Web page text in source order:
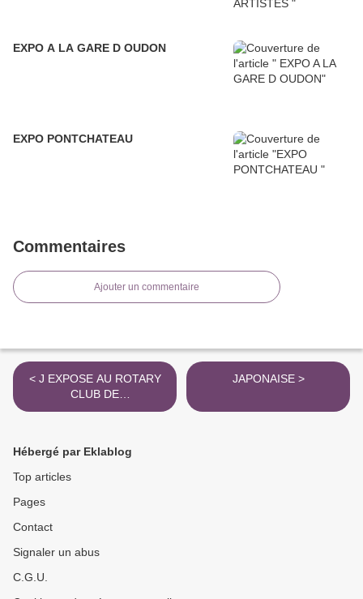
EXPO A LA GARE D OUDON
EXPO PONTCHATEAU
Commentaires
Ajouter un commentaire
< J EXPOSE AU ROTARY
CLUB DE
CHATEAUBRIAND 2022
JAPONAISE >
Hébergé par Eklablog
Top articles
Pages
Contact
Signaler un abus
C.G.U.